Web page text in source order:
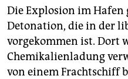
Die Explosion im
Detonation, die in der
vorgekommen ist. Dort
Chemikalienladung
von einem Frachtschiff